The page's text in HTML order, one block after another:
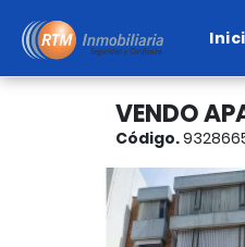
VENDO
Código.